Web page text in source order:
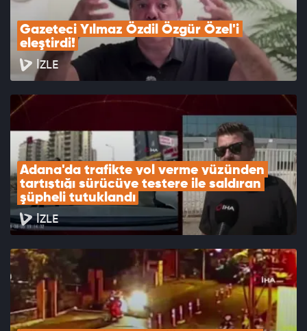
Gazeteci Yılmaz Özdil Özgür Özel'i
eleştirdi!
İZLE
Adana'da trafikte yol verme yüzünden
tartıştığı sürücüye testere ile saldıran
şüpheli tutuklandı
İZLE